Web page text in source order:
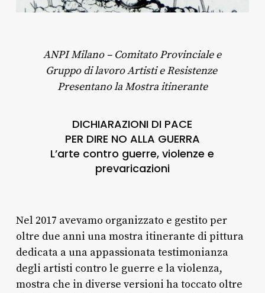
ANPI Milano – Comitato Provinciale e
Gruppo di lavoro Artisti e Resistenze
Presentano la Mostra itinerante
DICHIARAZIONI DI PACE
PER DIRE NO ALLA GUERRA
L’arte contro guerre, violenze e
prevaricazioni
Nel 2017 avevamo organizzato e gestito per
oltre due anni una mostra itinerante di pittura
dedicata a una appassionata testimonianza
degli artisti contro le guerre e la violenza,
mostra che in diverse versioni ha toccato oltre